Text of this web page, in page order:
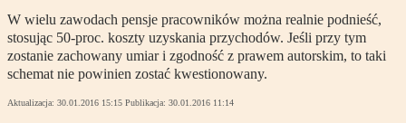
W wielu zawodach pensje pracowników można realnie podnieść,
stosując 50-proc. koszty uzyskania przychodów. Jeśli przy tym
zostanie zachowany umiar i zgodność z prawem autorskim, to taki
schemat nie powinien zostać kwestionowany.
Aktualizacja: 30.01.2016 15:15 Publikacja: 30.01.2016 11:14